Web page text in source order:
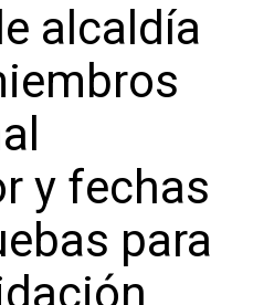
alcaldía
y fechas
para